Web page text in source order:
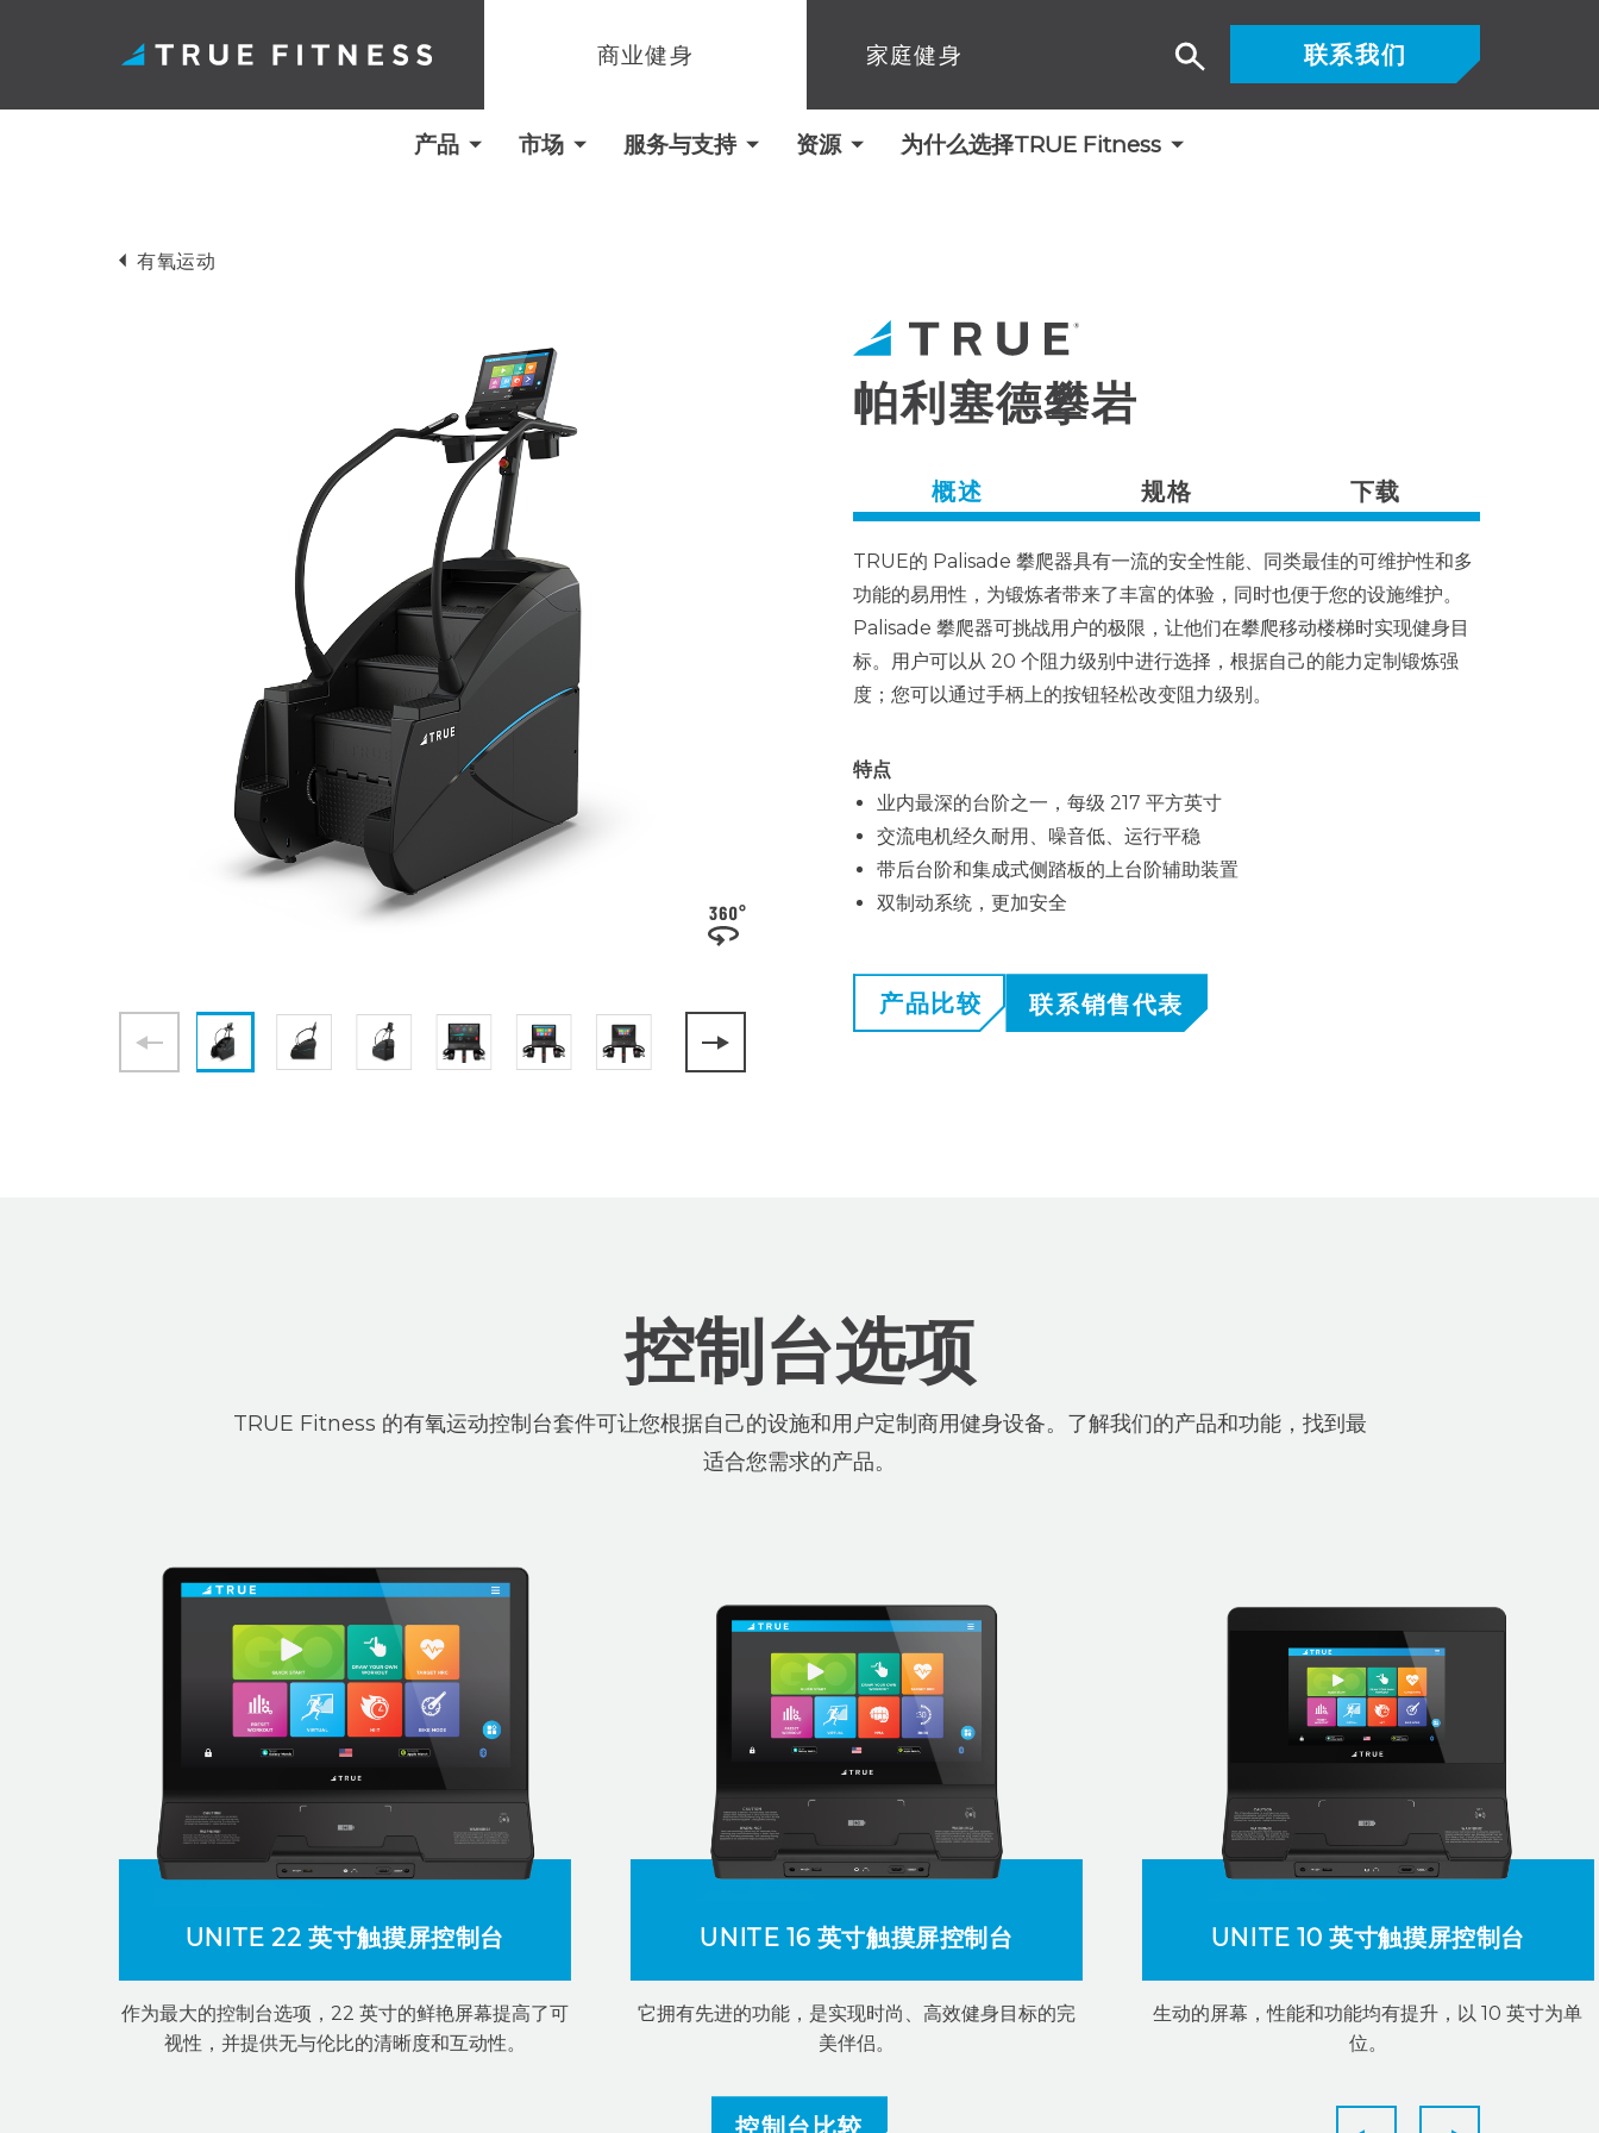
商业健身 家庭健身
产品 市场 服务与支持 资源 为什么选择TRUE Fitness
联系我们
搜
有氧运动
帕利塞德攀岩
概述 规格 下载
TRUE的 Palisade 攀爬器具有一流的安全性能、同类最佳的可维护性和多
功能的易用性，为锻炼者带来了丰富的体验，同时也便于您的设施维护。
Palisade 攀爬器可挑战用户的极限，让他们在攀爬移动楼梯时实现健身目
标。用户可以从 20 个阻力级别中进行选择，根据自己的能力定制锻炼强
度；您可以通过手柄上的按钮轻松改变阻力级别。
特点
业内最深的台阶之一，每级 217 平方英寸
交流电机经久耐用、噪音低、运行平稳
带后台阶和集成式侧踏板的上台阶辅助装置
双制动系统，更加安全
产品比较 联系销售代表
控制台选项
TRUE Fitness 的有氧运动控制台套件可让您根据自己的设施和用户定制商用健身设备。了解我们的产品和功能，找到最
适合您需求的产品。
UNITE 22 英寸触摸屏控制台
作为最大的控制台选项，22 英寸的鲜艳屏幕提高了可
视性，并提供无与伦比的清晰度和互动性。
UNITE 16 英寸触摸屏控制台
它拥有先进的功能，是实现时尚、高效健身目标的完
美伴侣。
UNITE 10 英寸触摸屏控制台
生动的屏幕，性能和功能均有提升，以 10 英寸为单
位。
控制台比较